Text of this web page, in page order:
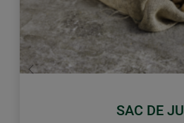
SAC DE
retour